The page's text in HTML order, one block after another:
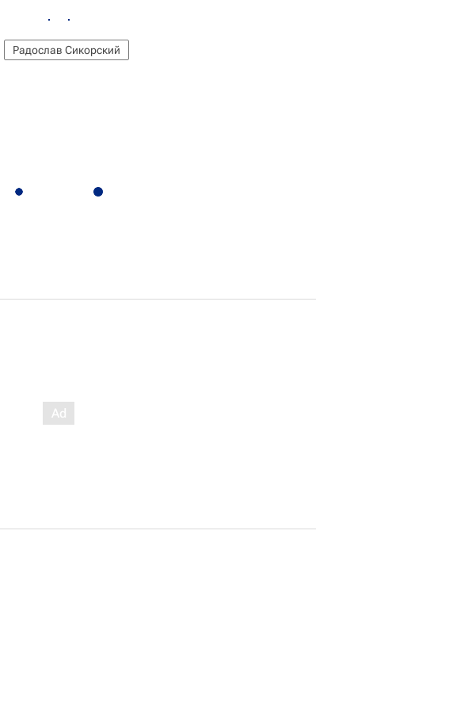
Радослав Сикорский